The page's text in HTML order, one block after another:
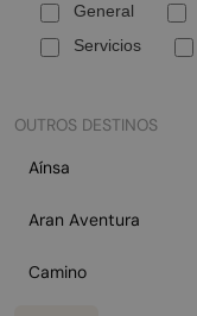
General
Servicios
OUTROS DESTINOS
Aínsa
Aran Aventura
Camino